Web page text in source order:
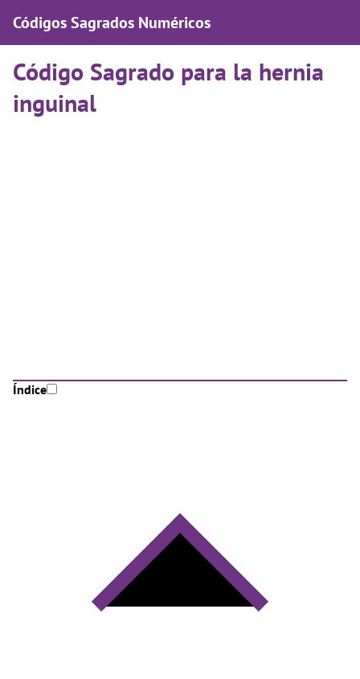
Códigos Sagrados Numéricos
Código Sagrado para la hernia
inguinal
Índice